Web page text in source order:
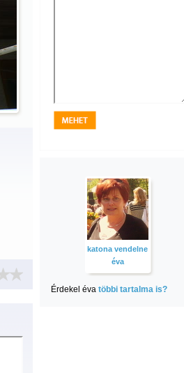
katona vendelne
éva
Érdekel éva többi tartalma is?